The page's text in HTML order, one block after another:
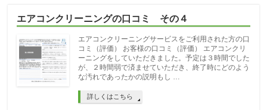
エアコンクリーニングの口コミ その４
エアコンクリーニングサービスをご利用された方の口
コミ（評価） お客様の口コミ（評価） エアコンクリ
ーニングをしていただきました。予定は３時間でした
が、２時間弱で済ませていただき、終了時にどのよう
な汚れであったかの説明もし …
詳しくはこちら